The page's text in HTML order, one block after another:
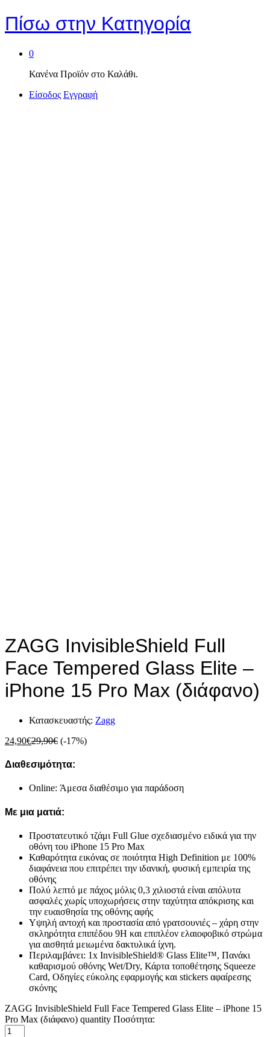
Πίσω στην Κατηγορία
0
Κανένα Προϊόν στο Καλάθι.
Είσοδος Εγγραφή
ZAGG InvisibleShield Full
Face Tempered Glass Elite –
iPhone 15 Pro Max (διάφανο)
Κατασκευαστής: Zagg
24,90€29,90€ (-17%)
Διαθεσιμότητα:
Online: Άμεσα διαθέσιμο για παράδοση
Με μια ματιά:
Προστατευτικό τζάμι Full Glue σχεδιασμένο ειδικά για την
οθόνη του iPhone 15 Pro Max
Καθαρότητα εικόνας σε ποιότητα High Definition με 100%
διαφάνεια που επιτρέπει την ιδανική, φυσική εμπειρία της
οθόνης
Πολύ λεπτό με πάχος μόλις 0,3 χιλιοστά είναι απόλυτα
ασφαλές χωρίς υποχωρήσεις στην ταχύτητα απόκρισης και
την ευαισθησία της οθόνης αφής
Υψηλή αντοχή και προστασία από γρατσουνιές – χάρη στην
σκληρότητα επιπέδου 9H και επιπλέον ελαιοφοβικό στρώμα
για αισθητά μειωμένα δακτυλικά ίχνη.
Περιλαμβάνει: 1x InvisibleShield® Glass Elite™, Πανάκι
καθαρισμού οθόνης Wet/Dry, Κάρτα τοποθέτησης Squeeze
Card, Οδηγίες εύκολης εφαρμογής και stickers αφαίρεσης
σκόνης
ZAGG InvisibleShield Full Face Tempered Glass Elite – iPhone 15
Pro Max (διάφανο) quantity Ποσότητα: